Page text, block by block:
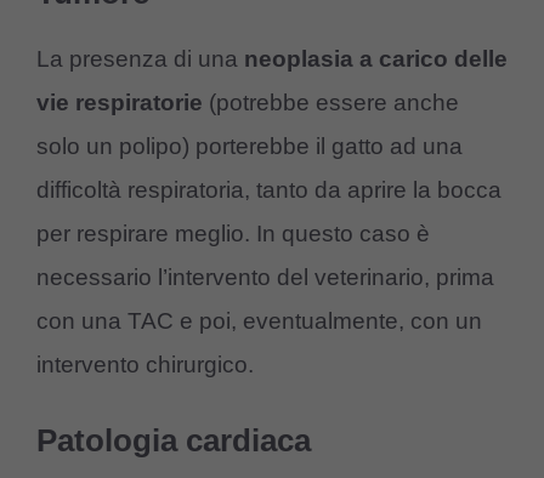
La presenza di una neoplasia a carico delle
vie respiratorie (potrebbe essere anche
solo un polipo) porterebbe il gatto ad una
difficoltà respiratoria, tanto da aprire la bocca
per respirare meglio. In questo caso è
necessario l’intervento del veterinario, prima
con una TAC e poi, eventualmente, con un
intervento chirurgico.
Patologia cardiaca